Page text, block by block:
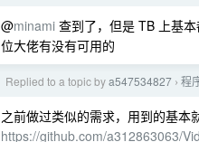
@minami 查到了，但是 TB 上基
位大佬有没有可用的
Replied to a topic bya547534827 › 程
之前做过类似的需求，用到的基
https://github.com/a312863063/